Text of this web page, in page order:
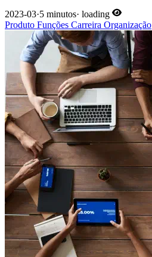
2023-03·5 minutos· loading
Produto Funções Carreira Organização